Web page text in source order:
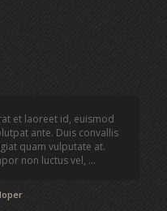
et laoreet id, euismod
ante. Duis convallis
quam vulputate at.
non luctus vel, ...